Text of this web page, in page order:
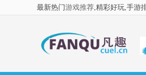
最新热门游戏推荐,精彩好玩,手游